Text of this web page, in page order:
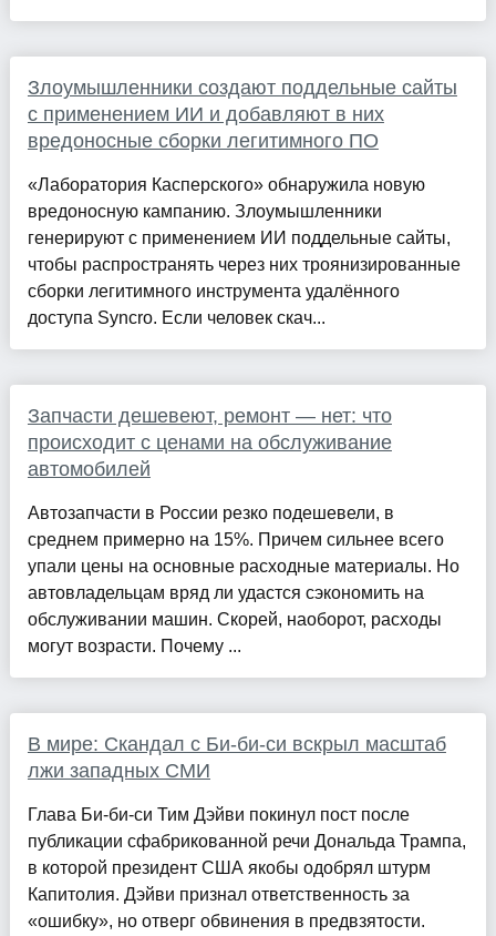
Злоумышленники создают поддельные сайты
с применением ИИ и добавляют в них
вредоносные сборки легитимного ПО
«Лаборатория Касперского» обнаружила новую
вредоносную кампанию. Злоумышленники
генерируют с применением ИИ поддельные сайты,
чтобы распространять через них троянизированные
сборки легитимного инструмента удалённого
доступа Syncro. Если человек скач...
Запчасти дешевеют, ремонт — нет: что
происходит с ценами на обслуживание
автомобилей
Автозапчасти в России резко подешевели, в
среднем примерно на 15%. Причем сильнее всего
упали цены на основные расходные материалы. Но
автовладельцам вряд ли удастся сэкономить на
обслуживании машин. Скорей, наоборот, расходы
могут возрасти. Почему ...
В мире: Скандал с Би-би-си вскрыл масштаб
лжи западных СМИ
Глава Би-би-си Тим Дэйви покинул пост после
публикации сфабрикованной речи Дональда Трампа,
в которой президент США якобы одобрял штурм
Капитолия. Дэйви признал ответственность за
«ошибку», но отверг обвинения в предвзятости.